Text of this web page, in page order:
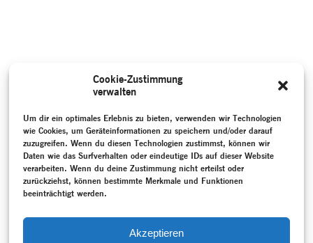
Cookie-Zustimmung
verwalten
Um dir ein optimales Erlebnis zu bieten, verwenden wir Technologien
wie Cookies, um Geräteinformationen zu speichern und/oder darauf
zuzugreifen. Wenn du diesen Technologien zustimmst, können wir
Daten wie das Surfverhalten oder eindeutige IDs auf dieser Website
verarbeiten. Wenn du deine Zustimmung nicht erteilst oder
zurückziehst, können bestimmte Merkmale und Funktionen
beeinträchtigt werden.
Akzeptieren